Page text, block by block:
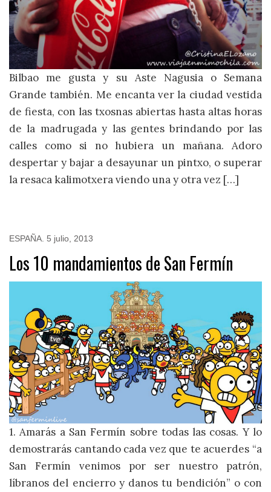
Bilbao me gusta y su Aste Nagusia o Semana
Grande también. Me encanta ver la ciudad vestida
de fiesta, con las txosnas abiertas hasta altas horas
de la madrugada y las gentes brindando por las
calles como si no hubiera un mañana. Adoro
despertar y bajar a desayunar un pintxo, o superar
la resaca kalimotxera viendo una y otra vez […]
ESPAÑA 5 julio, 2013
Los 10 mandamientos de San Fermín
1. Amarás a San Fermín sobre todas las cosas. Y lo
demostrarás cantando cada vez que te acuerdes “a
San Fermín venimos por ser nuestro patrón,
líbranos del encierro y danos tu bendición” o con